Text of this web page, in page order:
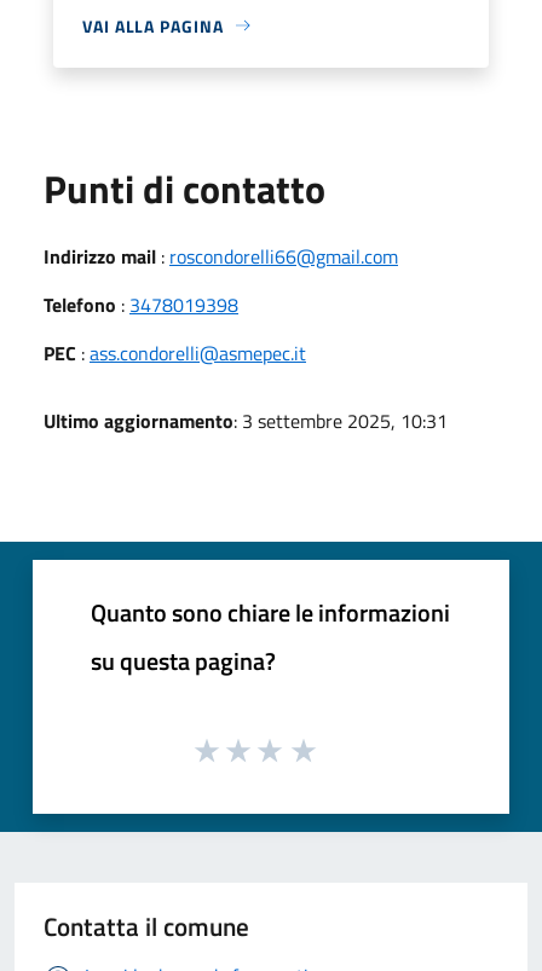
VAI ALLA PAGINA
Punti di contatto
Indirizzo mail : roscondorelli66@gmail.com
Telefono : 3478019398
PEC :ass.condorelli@asmepec.it
Ultimo aggiornamento: 3 settembre 2025, 10:31
Quanto sono chiare le informazioni
su questa pagina?
Contatta il comune